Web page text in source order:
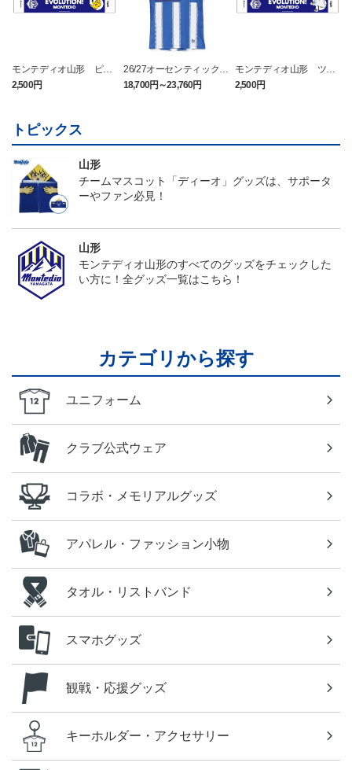
モンテディオ山形 ピカ
チュウ タオルマフラー
2,500円
26/27オーセンティックユ
ニフォーム半袖（FP1st）
18,700円～23,760円
モンテディオ山形 ツン
ベアー タオルマフラー
2,500円
トピックス
山形
チームマスコット「ディーオ」グッズは、サポータ
ーやファン必見！
山形
モンテディオ山形のすべてのグッズをチェックした
い方に！全グッズ一覧はこちら！
カテゴリから探す
ユニフォーム
クラブ公式ウェア
コラボ・メモリアルグッズ
アパレル・ファッション小物
タオル・リストバンド
スマホグッズ
観戦・応援グッズ
キーホルダー・アクセサリー